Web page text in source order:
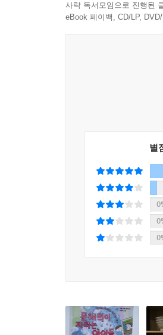
3. 모르는 단어나 어려
[3·4학년 국어] 기본적
4. 단어를 아는데도 내
[5·6학년 국어] 작품 속
[1·2학년 국어] 글을 읽
[3·4학년 국어] 글의 유
[5·6학년 국어] 자신의
급변하는 디지털 시대
이는 문해력의 위기로
- 허준석 (교육 크리에이
사락 독서모임으로 진행된
eBook 페이백, CD/LP,
별